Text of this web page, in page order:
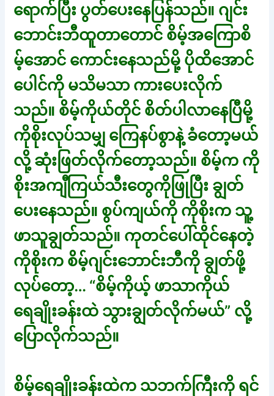
ရောက်ပြီး ပွတ်ပေးနေပြန်သည်။ ဂျင်း
ဘောင်းဘီထူတာတောင် စိမ့်အကြောစိ
မ့်အောင် ကောင်းနေသည်မို့ ပိုထိအောင်
ပေါင်ကို မသိမသာ ကားပေးလိုက်
သည်။ စိမ့်ကိုယ်တိုင် စိတ်ပါလာနေပြီမို့
ကိုစိုးလုပ်သမျှ ကြေနပ်စွာနဲ့ ခံတော့မယ်
လို့ ဆုံးဖြတ်လိုက်တော့သည်။ စိမ့်က ကို
စိုးအကျီကြယ်သီးတွေကိုဖြုပြီး ချွတ်
ပေးနေသည်။ စွပ်ကျယ်ကို ကိုစိုးက သူ့
ဖာသူချွတ်သည်။ ကုတင်ပေါ်ထိုင်နေတဲ့
ကိုစိုးက စိမ့်ဂျင်းဘောင်းဘီကို ချွတ်ဖို့
လုပ်တော့… “စိမ့်ကိုယ့် ဖာသာကိုယ်
ရေချိုးခန်းထဲ သွားချွတ်လိုက်မယ်” လို့
ပြောလိုက်သည်။
စိမ့်ရေချိုးခန်းထဲက သဘက်ကြီးကို ရင်